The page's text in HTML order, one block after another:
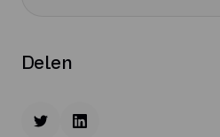
Delen